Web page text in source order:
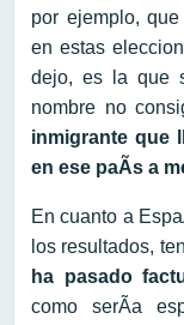
por ejemplo,
en estas
dejo, es la que
nombre no
inmigrante que
en ese paÃ­s a
En cuanto a
los resultados,
ha pasado
como serÃ­a